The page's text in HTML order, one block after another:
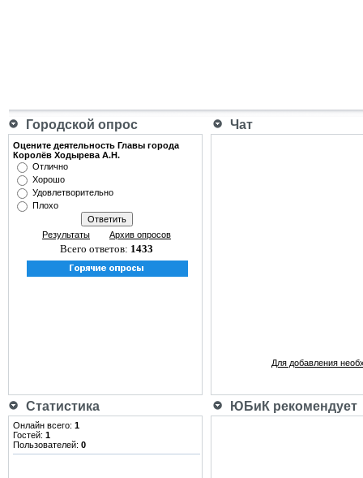
Городской опрос Чат
Оцените деятельность Главы города
Королёв Ходырева А.Н.
Отлично
Хорошо
Удовлетворительно
Плохо
Результаты Архив опросов
Всего ответов: 1433
Для добавления
Статистика ЮБиК рекомендует
Онлайн всего: 1
Гостей: 1
Пользователей: 0